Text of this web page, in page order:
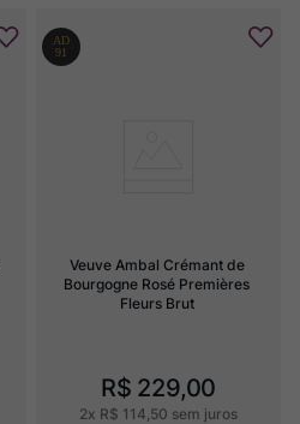
Veuve Ambal Crémant de
Bourgogne Rosé Premières
Fleurs Brut
R$ 229,00
2x R$ 114 50 sem juros